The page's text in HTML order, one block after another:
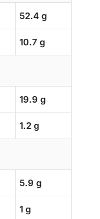
52.4 g
10.7 g
19.9 g
1.2 g
5.9 g
1 g